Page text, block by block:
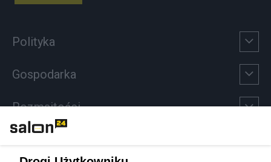
Polityka
Gospodarka
Rozmaitości